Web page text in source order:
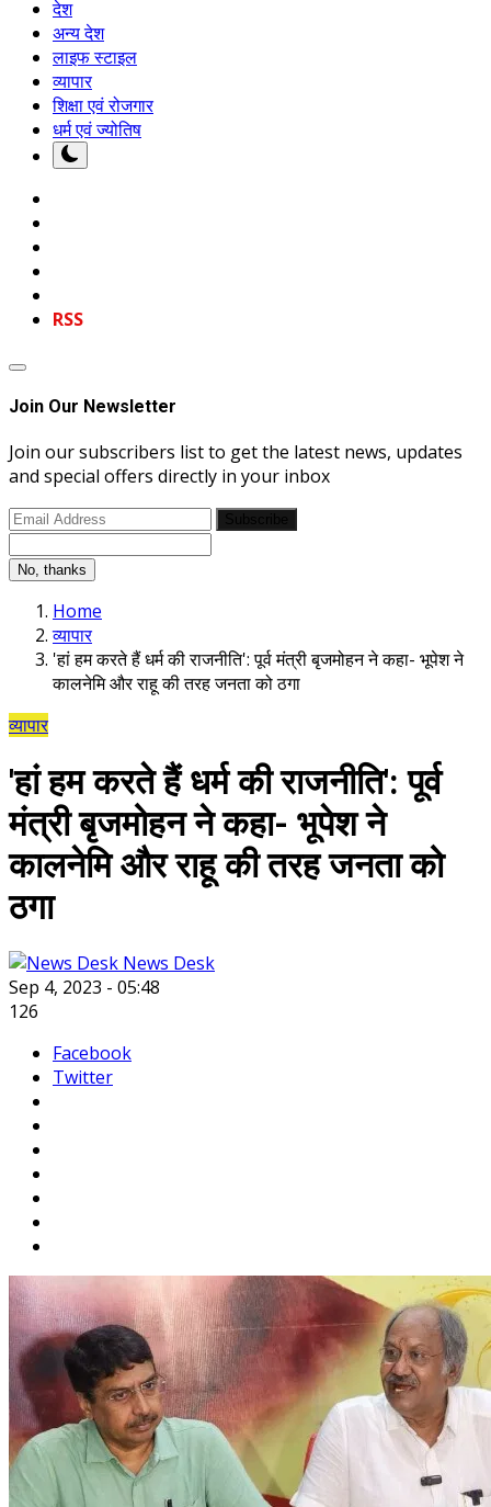
देश
अन्य देश
लाइफ स्टाइल
व्यापार
शिक्षा एवं रोजगार
धर्म एवं ज्योतिष
RSS
Join Our Newsletter
Join our subscribers list to get the latest news, updates
and special offers directly in your inbox
No, thanks
Home
व्यापार
'हां हम करते हैं धर्म की राजनीति': पूर्व मंत्री बृजमोहन ने कहा- भूपेश ने
कालनेमि और राहू की तरह जनता को ठगा
व्यापार
'हां हम करते हैं धर्म की राजनीति': पूर्व
मंत्री बृजमोहन ने कहा- भूपेश ने
कालनेमि और राहू की तरह जनता को
ठगा
News Desk
Sep 4, 2023 - 05:48
126
Facebook
Twitter